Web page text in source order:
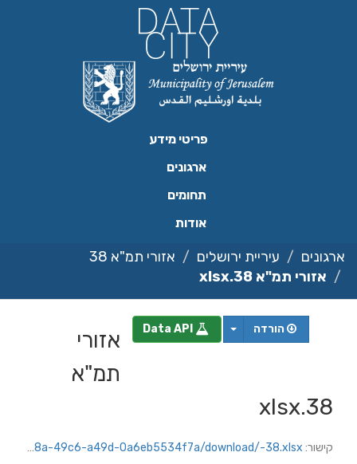
פריטי מידע
ארגונים
תחומים
אודות
ארגונים עיריית ירושלים
אזורי תמ"א 38
אזורי תמ"א 38.xlsx
הורדה
אזורי
תמ"א
38.xlsx
קישור: https://jerusalem.datacity.org.il/dataset/ef9c02b3-04d5-4c83-9ebb-4b75deda3de3/resource/d6539038-c08a-49c6-a49d-0a6eb5534f7a/download/-38.xlsx